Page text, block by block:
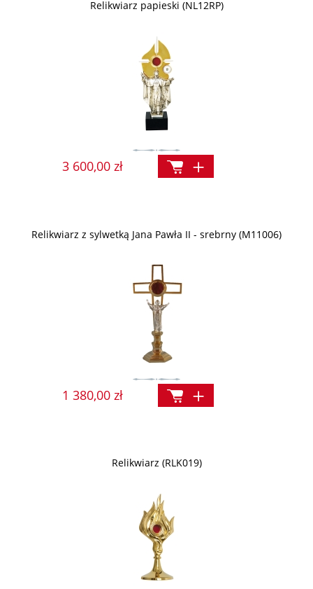
Relikwiarz papieski (NL12RP)
3 600,00 zł
Relikwiarz z sylwetką Jana Pawła II - srebrny (M11006)
1 380,00 zł
Relikwiarz (RLK019)